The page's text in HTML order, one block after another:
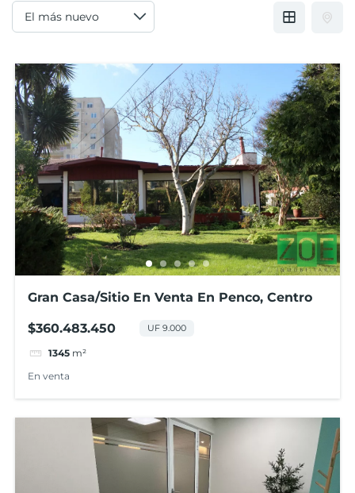
Gran Casa/Sitio En Venta En Penco, Centro
$360.483.450 UF 9.000
1345 m²
En venta